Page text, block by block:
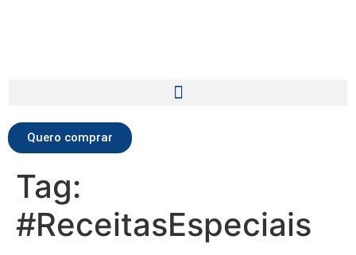
Quero comprar
Tag:
#ReceitasEspeciais